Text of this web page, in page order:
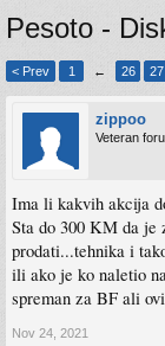
Pesoto -
< Prev 1 ← 26 27
zippoo
Veteran
Ima li kakvih akcija
Sta do 300 KM da
prodati...tehnika i
ili ako je ko naletio
spreman za BF ali
Nov 24, 2021